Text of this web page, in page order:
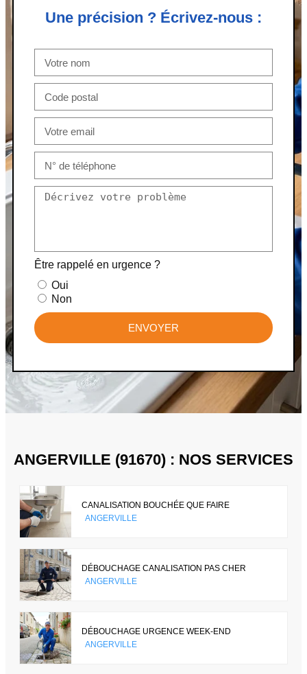
Une précision ? Écrivez-nous :
Être rappelé en urgence ?
Oui
Non
ENVOYER
ANGERVILLE (91670) : NOS SERVICES
CANALISATION BOUCHÉE QUE FAIRE
ANGERVILLE
DÉBOUCHAGE CANALISATION PAS CHER
ANGERVILLE
DÉBOUCHAGE URGENCE WEEK-END
ANGERVILLE